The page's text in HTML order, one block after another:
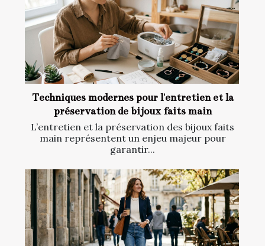
Techniques modernes pour l'entretien et la
préservation de bijoux faits main
L’entretien et la préservation des bijoux faits
main représentent un enjeu majeur pour
garantir...